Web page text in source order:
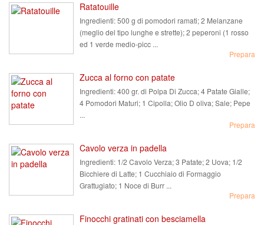
Ratatouille
Ingredienti:500 g di pomodori ramati; 2 Melanzane
(meglio del tipo lunghe e strette); 2 peperoni (1 rosso
ed 1 verde medio-picc ...
Prepara
Zucca al forno con patate
Ingredienti:400 gr. di Polpa Di Zucca; 4 Patate Gialle;
4 Pomodori Maturi; 1 Cipolla; Olio D oliva; Sale; Pepe
...
Prepara
Cavolo verza in padella
Ingredienti: 1/2 Cavolo Verza; 3 Patate; 2 Uova; 1/2
Bicchiere di Latte; 1 Cucchiaio di Formaggio
Grattugiato; 1 Noce di Burr ...
Prepara
Finocchi gratinati con besciamella